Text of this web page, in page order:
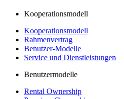
Kooperationsmodell
Kooperationsmodell
Rahmenvertrag
Benutzer-Modelle
Service und Dienstleistungen
Benutzermodelle
Rental Ownership